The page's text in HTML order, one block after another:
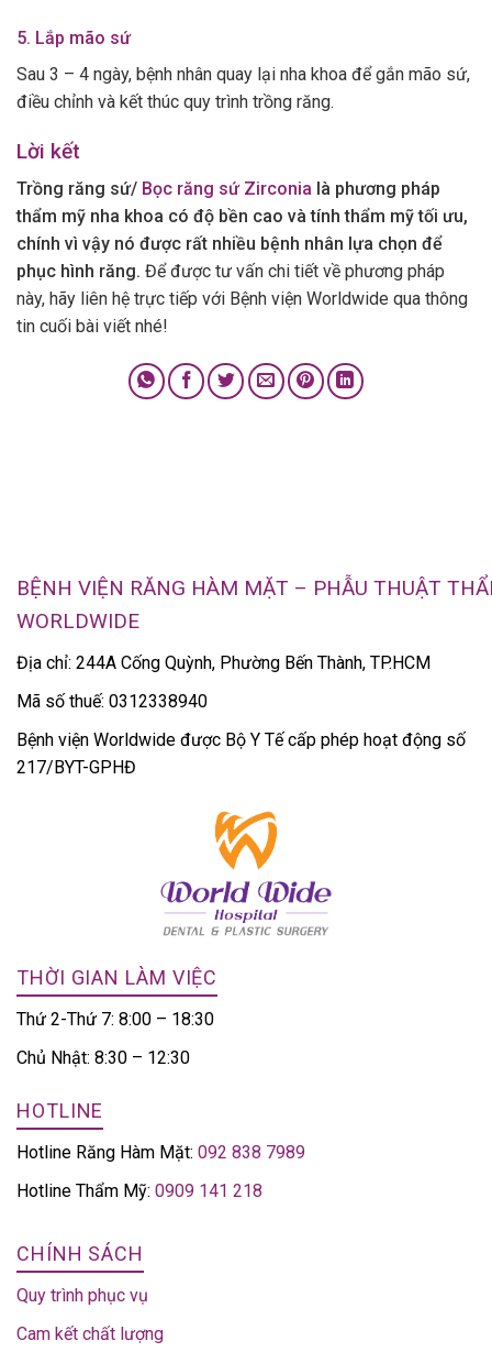
5. Lắp mão sứ
Sau 3 – 4 ngày, bệnh nhân quay lại nha khoa để gắn mão sứ,
điều chỉnh và kết thúc quy trình trồng răng.
Lời kết
Trồng răng sứ/ Bọc răng sứ Zirconia là phương pháp
thẩm mỹ nha khoa có độ bền cao và tính thẩm mỹ tối ưu,
chính vì vậy nó được rất nhiều bệnh nhân lựa chọn để
phục hình răng. Để được tư vấn chi tiết về phương pháp
này, hãy liên hệ trực tiếp với Bệnh viện Worldwide qua thông
tin cuối bài viết nhé!
BỆNH VIỆN RĂNG HÀM MẶT – PHẪU THUẬT
WORLDWIDE
Địa chỉ: 244A Cống Quỳnh, Phường Bến Thành, TP.HCM
Mã số thuế: 0312338940
Bệnh viện Worldwide được Bộ Y Tế cấp phép hoạt động số
217/BYT-GPHĐ
THỜI GIAN LÀM VIỆC
Thứ 2-Thứ 7: 8:00 – 18:30
Chủ Nhật: 8:30 – 12:30
HOTLINE
Hotline Răng Hàm Mặt: 092 838 7989
Hotline Thẩm Mỹ: 0909 141 218
CHÍNH SÁCH
Quy trình phục vụ
Cam kết chất lượng